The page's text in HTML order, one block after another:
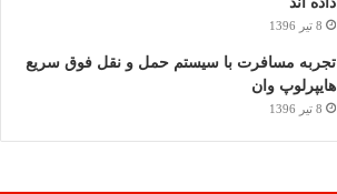
8 تیر 1396
تجربه مسافرت با سیستم حمل و نقل فوق سریع
هایپرلوپ وان
8 تیر 1396